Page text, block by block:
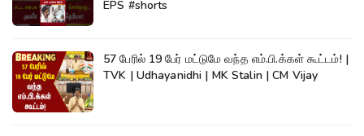
EPS #shorts
57 பேரில் 19 பேர் மட்டுமே வந்த எம்.பி.க்கள் கூட்டம்! |
TVK | Udhayanidhi | MK Stalin | CM Vijay